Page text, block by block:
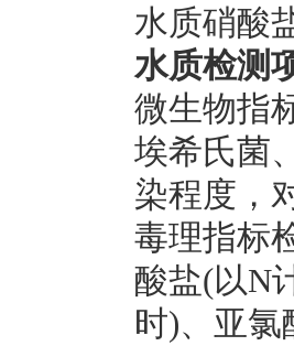
水质硝酸
水质检测
微生物指
埃希氏菌
染程度，
毒理指标
酸盐(以N
时)、亚